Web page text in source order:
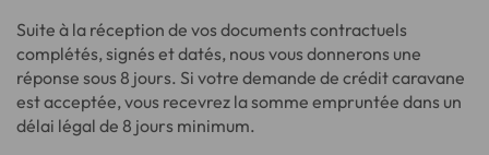
Suite à la réception de vos documents contractuels
complétés, signés et datés, nous vous donnerons une
réponse sous 8 jours. Si votre demande de crédit caravane
est acceptée, vous recevrez la somme empruntée dans un
délai légal de 8 jours minimum.